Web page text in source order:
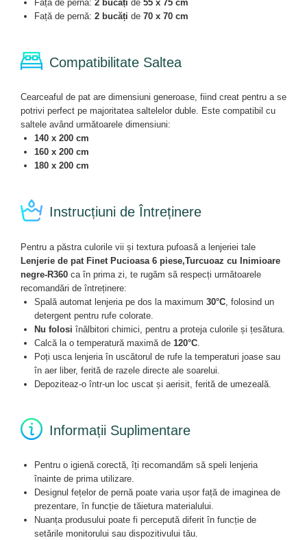
Față de pernă: 2 bucăți de 55 x 75 cm
Față de pernă: 2 bucăți de 70 x 70 cm
Compatibilitate Saltea
Cearceaful de pat are dimensiuni generoase, fiind creat pentru a se
potrivi perfect pe majoritatea saltelelor duble. Este compatibil cu
saltele având următoarele dimensiuni:
140 x 200 cm
160 x 200 cm
180 x 200 cm
Instrucțiuni de Întreținere
Pentru a păstra culorile vii și textura pufoasă a lenjeriei tale
Lenjerie de pat Finet Pucioasa 6 piese,Turcuoaz cu Inimioare
negre-R360 ca în prima zi, te rugăm să respecți următoarele
recomandări de întreținere:
Spală automat lenjeria pe dos la maximum 30°C , folosind un
detergent pentru rufe colorate.
Nu folosi înălbitori chimici, pentru a proteja culorile și țesătura.
Calcă la o temperatură maximă de 120°C
Poți usca lenjeria în uscătorul de rufe la temperaturi joase sau
în aer liber, ferită de razele directe ale soarelui.
Depoziteaz-o într-un loc uscat și aerisit, ferită de umezeală.
Informații Suplimentare
Pentru o igienă corectă, îți recomandăm să speli lenjeria
înainte de prima utilizare.
Designul fețelor de pernă poate varia ușor față de imaginea de
prezentare, în funcție de tăietura materialului.
Nuanța produsului poate fi percepută diferit în funcție de
setările monitorului sau dispozitivului tău.